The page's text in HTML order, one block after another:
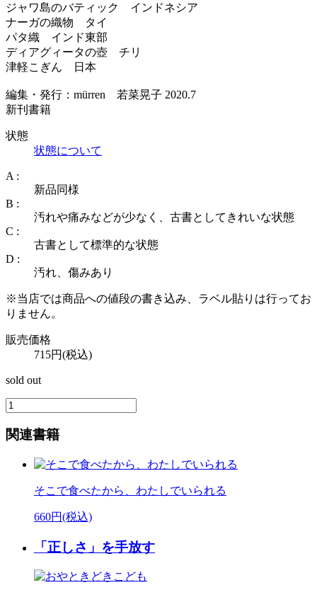
ジャワ島のバティック インドネシア
ナーガの織物 タイ
パタ織 インド東部
ディアグィータの壺 チリ
津軽こぎん 日本
編集・発行：mürren 若菜晃子 2020.7
新刊書籍
状態
状態について
A :
新品同様
B :
汚れや痛みなどが少なく、古書としてきれいな状態
C :
古書として標準的な状態
D :
汚れ、傷みあり
※当店では商品への値段の書き込み、ラベル貼りは行ってお
りません。
販売価格
715円(税込)
sold out
関連書籍
そこで食べたから、わたしでいられる
660円(税込)
「正しさ」を手放す